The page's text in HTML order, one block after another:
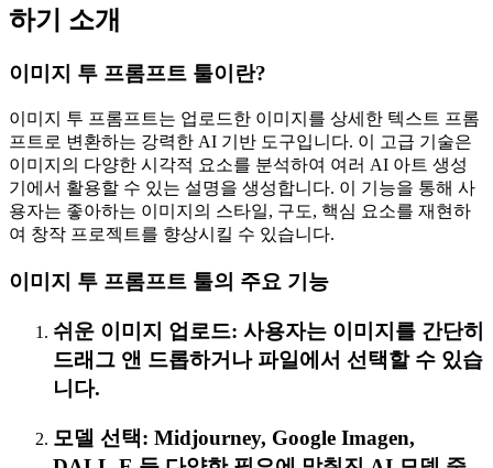
하기
소개
이미지 투 프롬프트 툴이란?
이미지 투 프롬프트는 업로드한 이미지를 상세한 텍스트 프롬
프트로 변환하는 강력한 AI 기반 도구입니다. 이 고급 기술은
이미지의 다양한 시각적 요소를 분석하여 여러 AI 아트 생성
기에서 활용할 수 있는 설명을 생성합니다. 이 기능을 통해 사
용자는 좋아하는 이미지의 스타일, 구도, 핵심 요소를 재현하
여 창작 프로젝트를 향상시킬 수 있습니다.
이미지 투 프롬프트 툴의 주요 기능
쉬운 이미지 업로드: 사용자는 이미지를 간단히
드래그 앤 드롭하거나 파일에서 선택할 수 있습
니다.
모델 선택: Midjourney, Google Imagen,